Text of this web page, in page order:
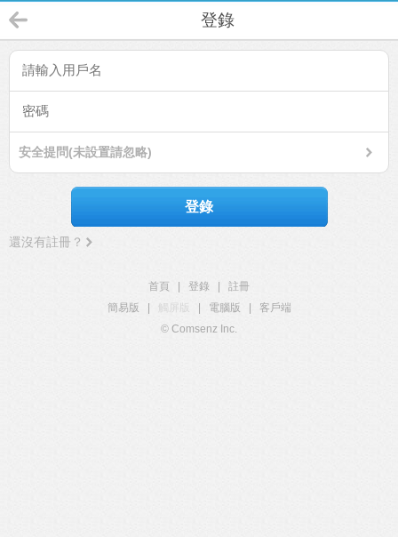
登錄
安全提問(未設置請忽略)
登錄
還沒有註冊？
首頁 登錄
註冊
簡易版
觸屏版 電腦版
客戶端
© Comsenz Inc.